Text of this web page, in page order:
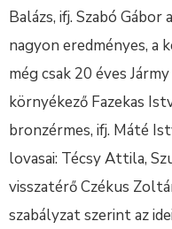
Balázs, ifj. Szabó Gábor
nagyon eredményes, a
még csak 20 éves
környékező Fazekas
bronzérmes, ifj. Máté
lovasai: Técsy Attila,
visszatérő Czékus
szabályzat szerint az